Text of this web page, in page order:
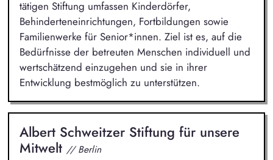
tätigen Stiftung umfassen Kinderdörfer,
Behinderteneinrichtungen, Fortbildungen sowie
Familienwerke für Senior*innen. Ziel ist es, auf die
Bedürfnisse der betreuten Menschen individuell und
wertschätzend einzugehen und sie in ihrer
Entwicklung bestmöglich zu unterstützen.
Albert Schweitzer Stiftung für unsere
Mitwelt // Berlin